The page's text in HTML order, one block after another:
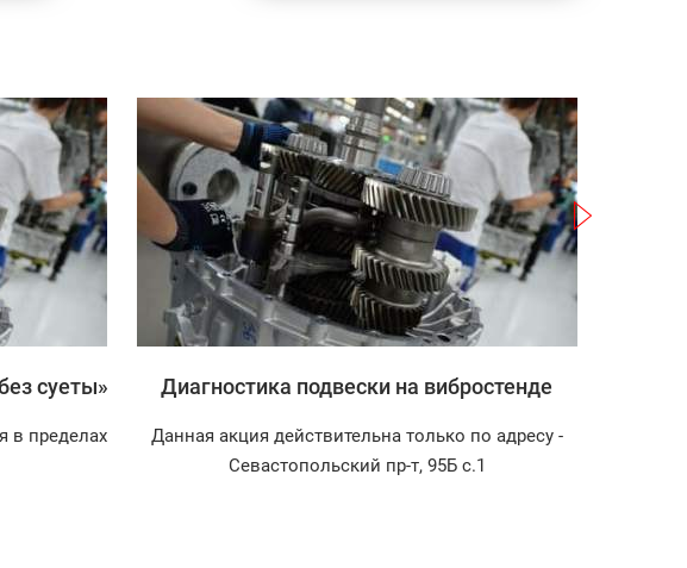
суеты»
в пределах
Записаться
Диагностика подвески на вибростенде
Данная акция действительна только по адресу -
Севастопольский пр-т, 95Б с.1